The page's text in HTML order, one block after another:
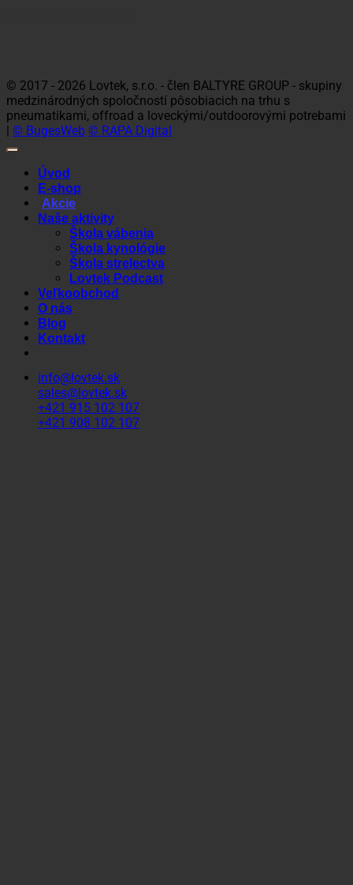
© 2017 - 2026 Lovtek, s.r.o. - člen BALTYRE GROUP - skupiny
medzinárodných spoločností pôsobiacich na trhu s
pneumatikami, offroad a loveckými/outdoorovými potrebami
© BugesWeb © RAPA Digital
Úvod
E-shop
Akcie
Naše aktivity
Škola vábenia
Škola kynológie
Škola strelectva
Lovtek Podcast
Veľkoobchod
O nás
Blog
Kontakt
info@lovtek.sk
sales@lovtek.sk
+421 915 102 107
+421 908 102 107